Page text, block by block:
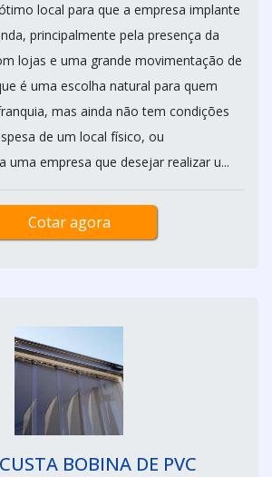
local para que a empresa implante
principalmente pela presença da
lojas e uma grande movimentação de
é uma escolha natural para quem
mas ainda não tem condições
de um local físico, ou
uma empresa que desejar realizar u...
Cotar agora
BOBINA DE PVC